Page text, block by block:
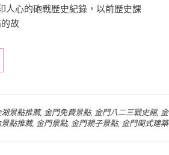
人心的砲戰歷史紀錄，以前歷史課
故
景點》八二三戰史館 | 烙印人心的砲戰歷史紀
景點推薦, 金門免費景點, 金門八二三戰史館, 金
點推薦, 金門景點, 金門親子景點, 金門閩式建築